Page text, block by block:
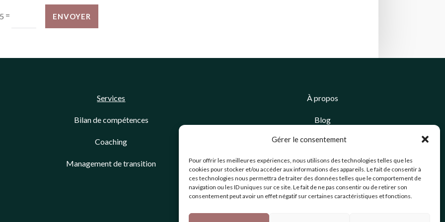
Gérer le consentement
Pour offrir les meilleures expériences, nous utilisons des technologies telles que les
cookies pour stocker et/ou accéder aux informations des appareils. Le fait de consentir à
ces technologies nous permettra de traiter des données telles que le comportement de
navigation ou les ID uniques sur ce site. Le fait de ne pas consentir ou de retirer son
consentement peut avoir un effet négatif sur certaines caractéristiques et fonctions.
= ENVOYER
Services
Bilan de compétences
Coaching
Management de transition
À propos
Blog
Contact
Mentions légales
CGV